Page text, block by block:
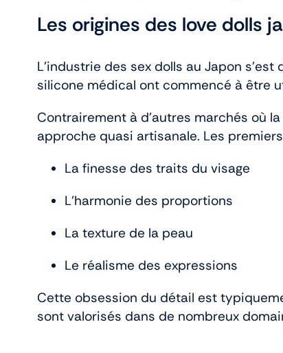
Les origines des love dolls
L’industrie des sex dolls au Japon
silicone médical ont commencé à être
Contrairement à d’autres marchés où
approche quasi artisanale. Les
La finesse des traits du visage
L’harmonie des proportions
La texture de la peau
Le réalisme des expressions
Cette obsession du détail est
sont valorisés dans de nombreux